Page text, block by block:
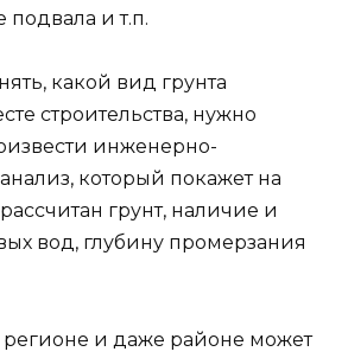
подвала и т.п.
какой вид грунта
строительства, нужно
инженерно-
который покажет на
грунт, наличие и
вод, глубину промерзания
и даже районе может